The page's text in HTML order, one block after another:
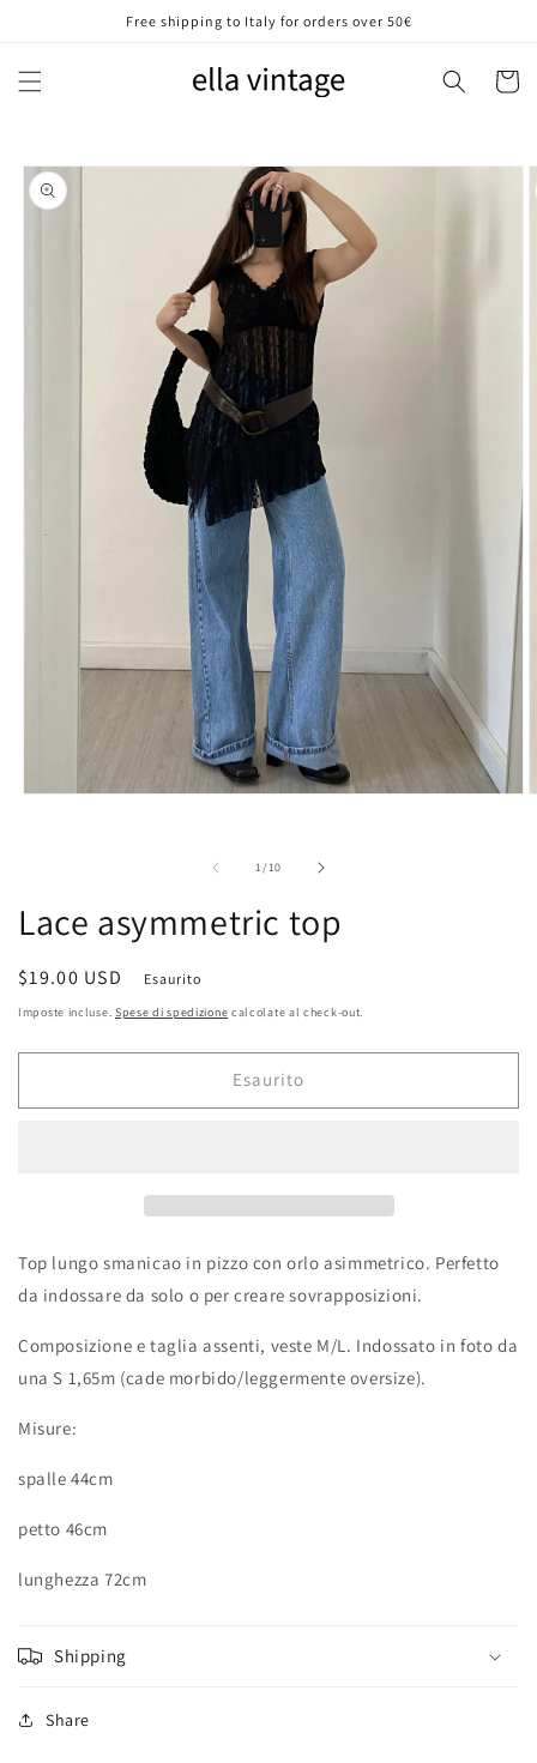
direttamenteFree shipping to Italy for orders over 50€
Carrello
Passa alle
informazioni
sul prodotto
modale
1/su
10
Lace asymmetric top
Prezzo
di
$19.00 USD Esaurito
Imposte incluse. Spese di spedizione calcolate al check-out.
Esaurito
Top lungo smanicao in pizzo con orlo asimmetrico. Perfetto
da indossare da solo o per creare sovrapposizioni.
Composizione e taglia assenti, veste M/L. Indossato in foto da
una S 1,65m (cade morbido/leggermente oversize).
Misure:
spalle 44cm
petto 46cm
lunghezza 72cm
Shipping
Share